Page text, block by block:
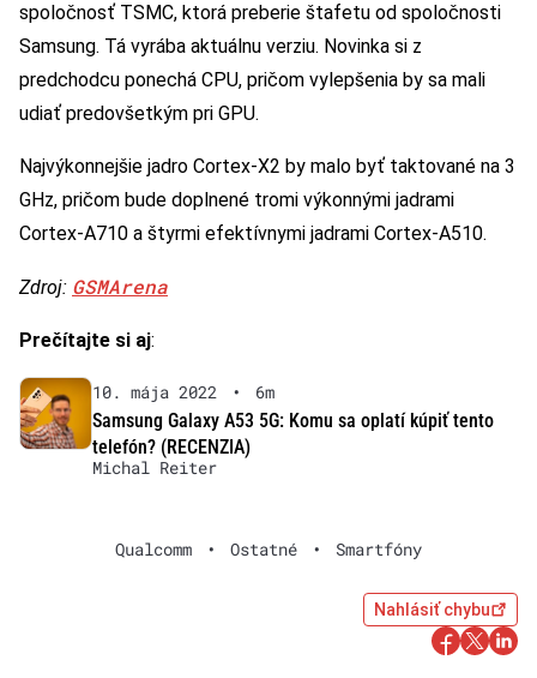
spoločnosť TSMC, ktorá preberie štafetu od spoločnosti
Samsung. Tá vyrába aktuálnu verziu. Novinka si z
predchodcu ponechá CPU, pričom vylepšenia by sa mali
udiať predovšetkým pri GPU.
Najvýkonnejšie jadro Cortex-X2 by malo byť taktované na 3
GHz, pričom bude doplnené tromi výkonnými jadrami
Cortex-A710 a štyrmi efektívnymi jadrami Cortex-A510.
Zdroj: GSMArena
Prečítajte si aj:
10. mája 2022 •
6m
Samsung Galaxy A53 5G: Komu sa oplatí kúpiť tento
telefón? (RECENZIA)
Michal Reiter
Qualcomm • Ostatné • Smartfóny
Nahlásiť chybu